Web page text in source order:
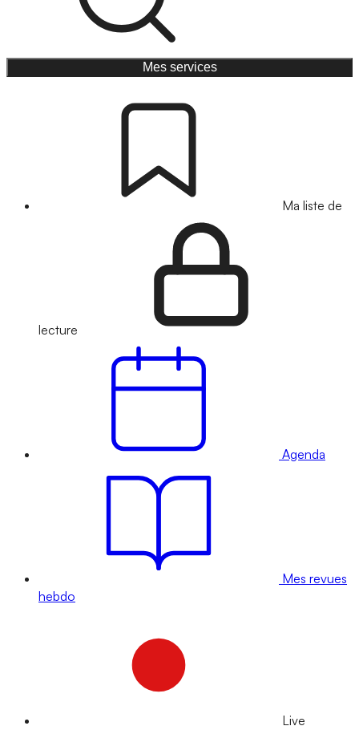
Mes services
Ma liste de
lecture
Agenda
Mes revues
hebdo
Live